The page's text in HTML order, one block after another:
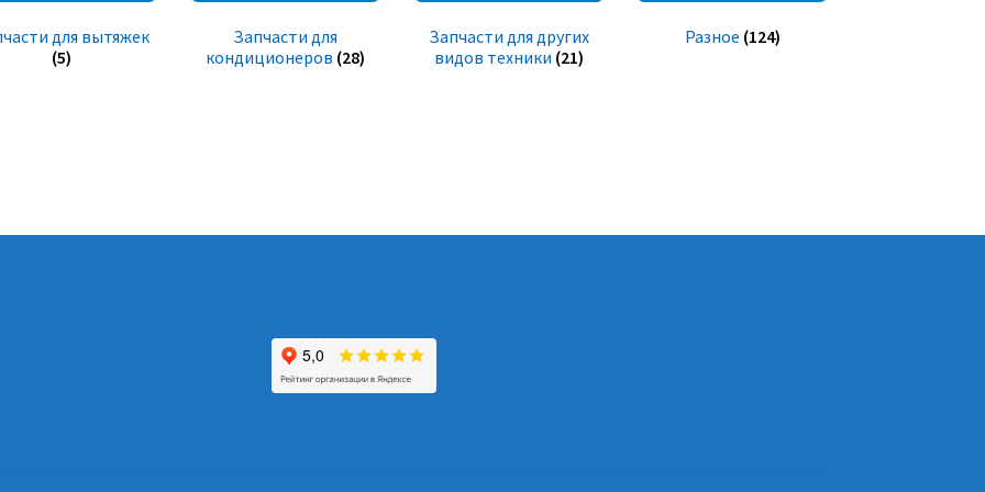
для вытяжек
(5)
Запчасти для
кондиционеров (28)
Запчасти для других
видов техники (21)
Разное (124)